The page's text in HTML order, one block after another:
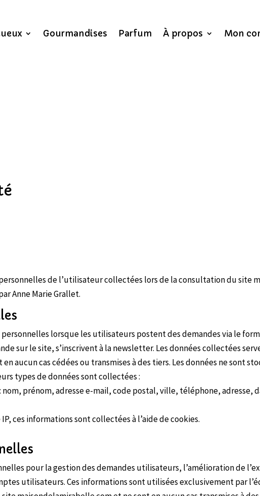
Gourmandises Parfum À propos Mon
de l’utilisateur collectées lors de la consultation du site
Anne Marie Grallet.
lorsque les utilisateurs postent des demandes via le
sur le site, s’inscrivent à la newsletter. Les données collectées
aucun cas cédées ou transmises à des tiers. Les données ne sont
types de données sont collectées :
prénom, adresse e-mail, code postal, ville, téléphone, adresse,
ces informations sont collectées à l’aide de cookies.
pour la gestion des demandes utilisateurs, l’amélioration de
utilisateurs. Ces informations sont utilisées exclusivement par